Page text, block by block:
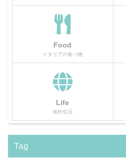
Food
イタリアの食べ物
Life
海外生活
Tag